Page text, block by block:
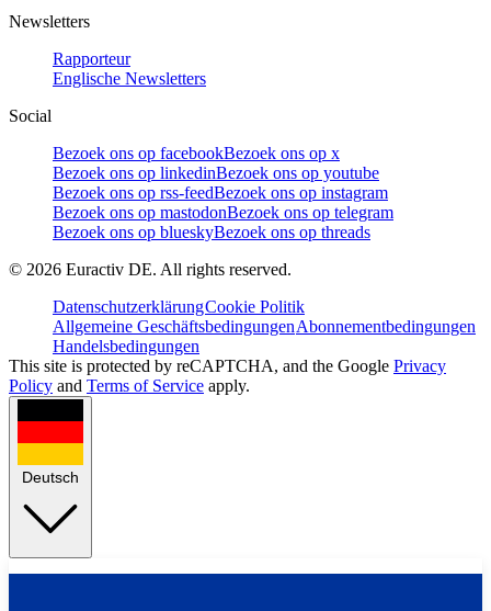
Newsletters
Rapporteur
Englische Newsletters
Social
Bezoek ons op facebookBezoek ons op x
Bezoek ons op linkedinBezoek ons op youtube
Bezoek ons op rss-feedBezoek ons op instagram
Bezoek ons op mastodonBezoek ons op telegram
Bezoek ons op blueskyBezoek ons op threads
© 2026 Euractiv DE. All rights reserved.
DatenschutzerklärungCookie Politik
Allgemeine GeschäftsbedingungenAbonnementbedingungen
Handelsbedingungen
This site is protected by reCAPTCHA, and the Google Privacy
Policy and Terms of Service apply.
Deutsch